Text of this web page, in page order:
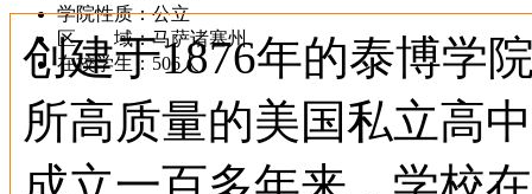
学院性质：公立
区 域：马萨诸塞州
在校学生：506人
创建于1876年的泰博学
所高质量的美国私立高